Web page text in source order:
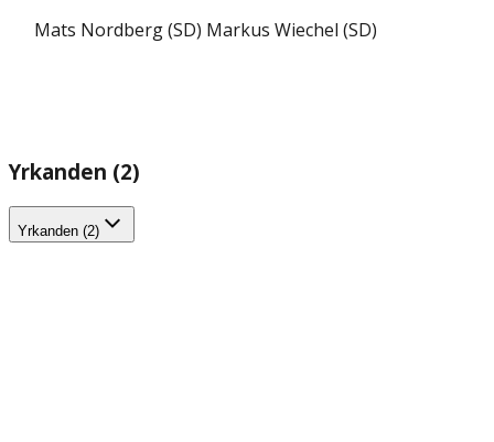
Mats Nordberg (SD) Markus Wiechel (SD)
Yrkanden (2)
Yrkanden (2)